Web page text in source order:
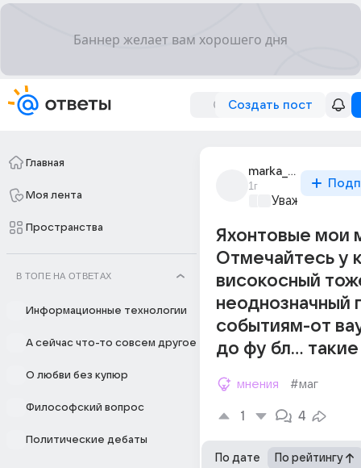
Создать пост
Главная
Моя лента
Пространства
В ТОПЕ НА ОТВЕТАХ
Информационные технологии
А сейчас что-то совсем другое
О любви без купюр
Философский вопрос
Политические дебаты
marka_pochtovaia_2
1г
Уважаемый
Яхонтовые мои
Отмечайтесь у
високосный
неоднозначный
событиям-от
до фу бл...
мнения #маг
1 4
По дате По рейтингу